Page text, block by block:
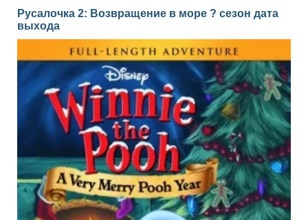
Русалочка 2: Возвращение в море ? сезон дата
выхода